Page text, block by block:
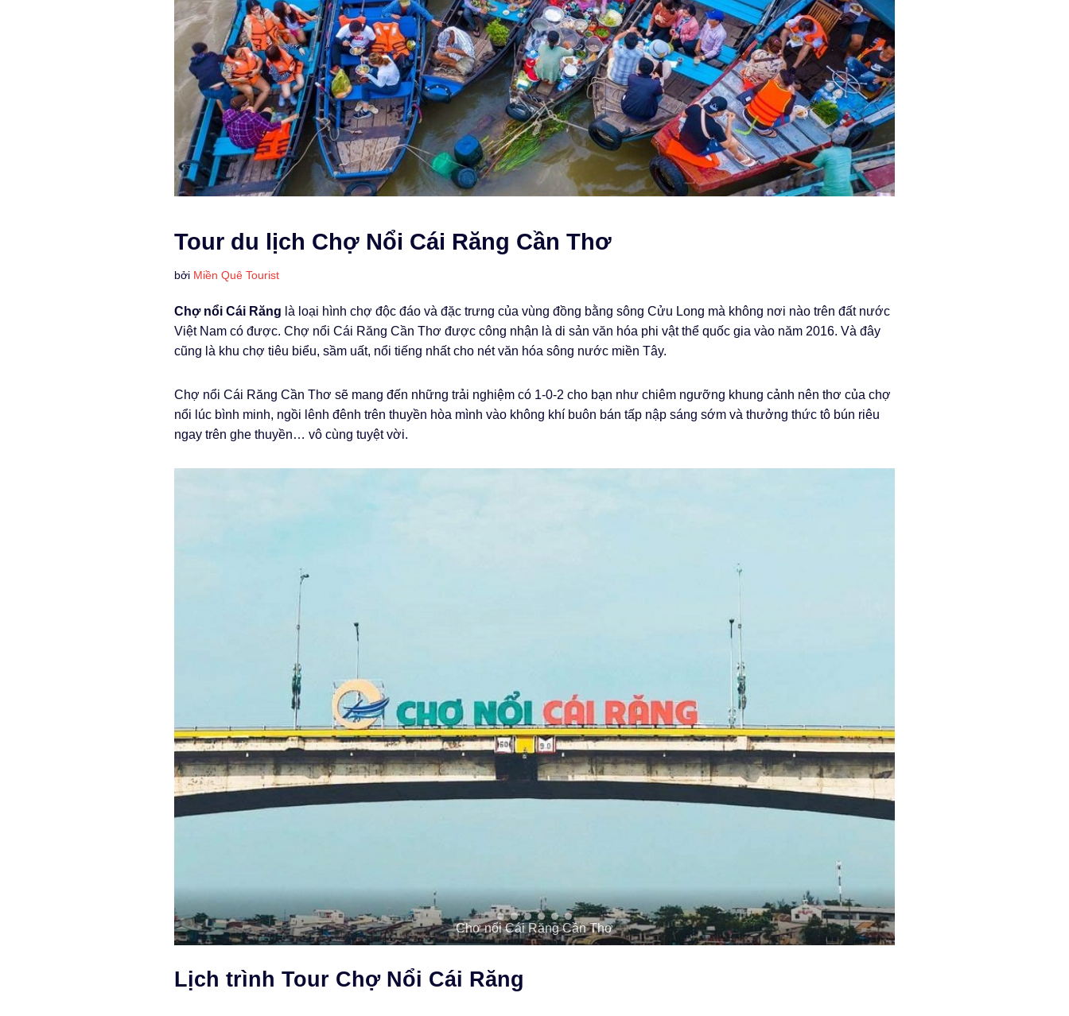
Tour du lịch Chợ Nổi Cái Răng Cần Thơ
bởi Miền Quê Tourist
Chợ nổi Cái Răng là loại hình chợ độc đáo và đặc trưng của vùng đồng bằng sông Cửu Long mà không nơi nào trên đất nước
Việt Nam có được. Chợ nổi Cái Răng Cần Thơ được công nhận là di sản văn hóa phi vật thể quốc gia vào năm 2016. Và đây
cũng là khu chợ tiêu biểu, sầm uất, nổi tiếng nhất cho nét văn hóa sông nước miền Tây.
Chợ nổi Cái Răng Cần Thơ sẽ mang đến những trải nghiệm có 1-0-2 cho bạn như chiêm ngưỡng khung cảnh nên thơ của chợ
nổi lúc bình minh, ngồi lênh đênh trên thuyền hòa mình vào không khí buôn bán tấp nập sáng sớm và thưởng thức tô bún riêu
ngay trên ghe thuyền… vô cùng tuyệt vời.
Chợ nổi Cái Răng Cần Thơ
Lịch trình Tour Chợ Nổi Cái Răng